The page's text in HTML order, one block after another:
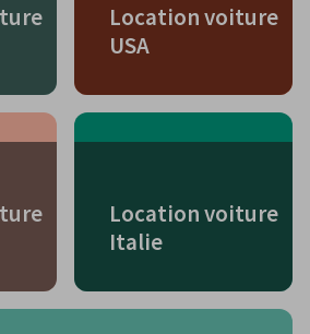
Location voiture
USA
Location voiture
Italie